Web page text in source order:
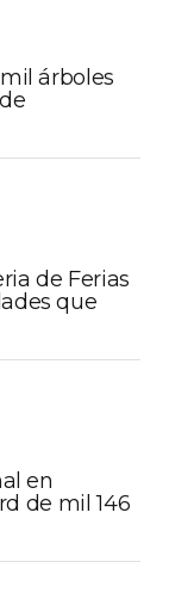
árboles
de Ferias
que
en
de mil 146